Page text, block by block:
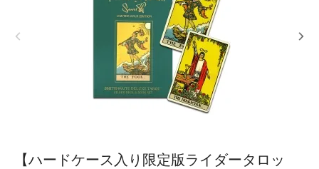
【ハードケース入り限定版ライダータロッ